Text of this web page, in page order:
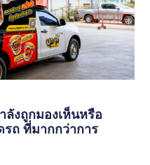
งถูกมองเห็นหรือ
รถ ที่มากกว่าการ